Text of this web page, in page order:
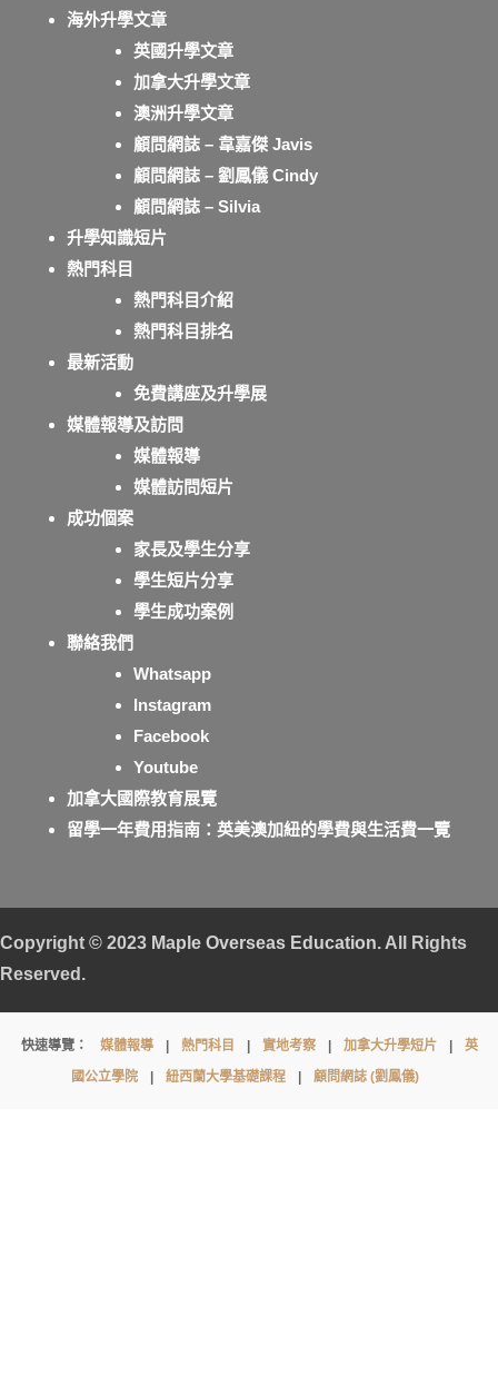
海外升學文章
英國升學文章
加拿大升學文章
澳洲升學文章
顧問網誌 – 韋嘉傑 Javis
顧問網誌 – 劉鳳儀 Cindy
顧問網誌 – Silvia
升學知識短片
熱門科目
熱門科目介紹
熱門科目排名
最新活動
免費講座及升學展
媒體報導及訪問
媒體報導
媒體訪問短片
成功個案
家長及學生分享
學生短片分享
學生成功案例
聯絡我們
Whatsapp
Instagram
Facebook
Youtube
加拿大國際教育展覽
留學一年費用指南：英美澳加紐的學費與生活費一覽
Copyright © 2023 Maple Overseas Education. All Rights
Reserved.
Queen’s
College
快速導覽： 媒體報導 | 熱門科目 | 實地考察 | 加拿大升學短片 |
英
國公立學院
| 紐西蘭大學基礎課程 | 顧問網誌 (劉鳳儀)